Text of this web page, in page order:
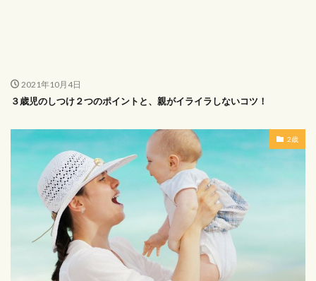
2021年10月4日
３歳児のしつけ２つのポイントと、親がイライラしないコツ！
2歳